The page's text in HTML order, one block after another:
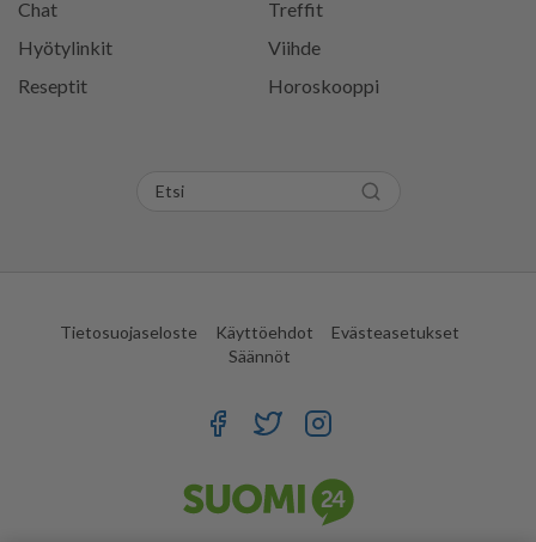
Chat
Treffit
Hyötylinkit
Viihde
Reseptit
Horoskooppi
Tietosuojaseloste Käyttöehdot
Evästeasetukset
Säännöt